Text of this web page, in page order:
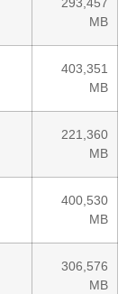
MB
403,351
MB
221,360
MB
400,530
MB
306,576
MB